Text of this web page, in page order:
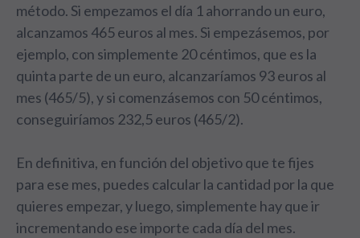
método. Si empezamos el día 1 ahorrando un euro,
alcanzamos 465 euros al mes. Si empezásemos, por
ejemplo, con simplemente 20 céntimos, que es la
quinta parte de un euro, alcanzaríamos 93 euros al
mes (465/5), y si comenzásemos con 50 céntimos,
conseguiríamos 232,5 euros (465/2).
En definitiva, en función del objetivo que te fijes
para ese mes, puedes calcular la cantidad por la que
quieres empezar, y luego, simplemente hay que ir
incrementando ese importe cada día del mes.